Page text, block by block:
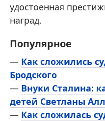
удостоенная
наград.
Популярное
— Как сложились
Бродского
— Внуки Сталина:
детей Светланы
— Как сложилась